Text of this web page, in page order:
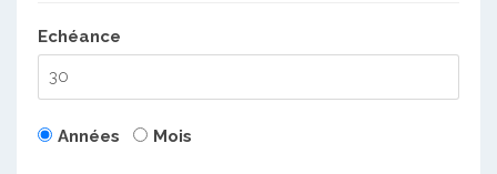
Echéance
Années Mois